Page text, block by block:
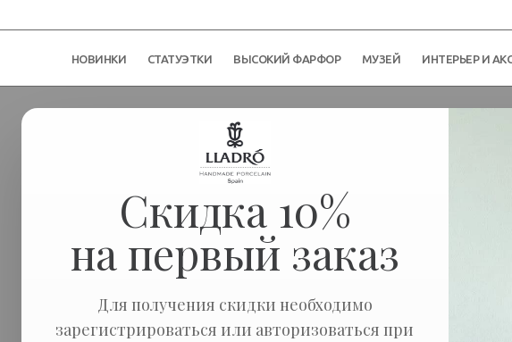
НОВИНКИ СТАТУЭТКИ ВЫСОКИЙ ФАРФОР МУЗЕЙ ИНТЕРЬЕР И
Скидка 10%
на первый заказ
Для получения скидки необходимо
зарегистрироваться или авторизоваться при
Интерьер и аксессуары